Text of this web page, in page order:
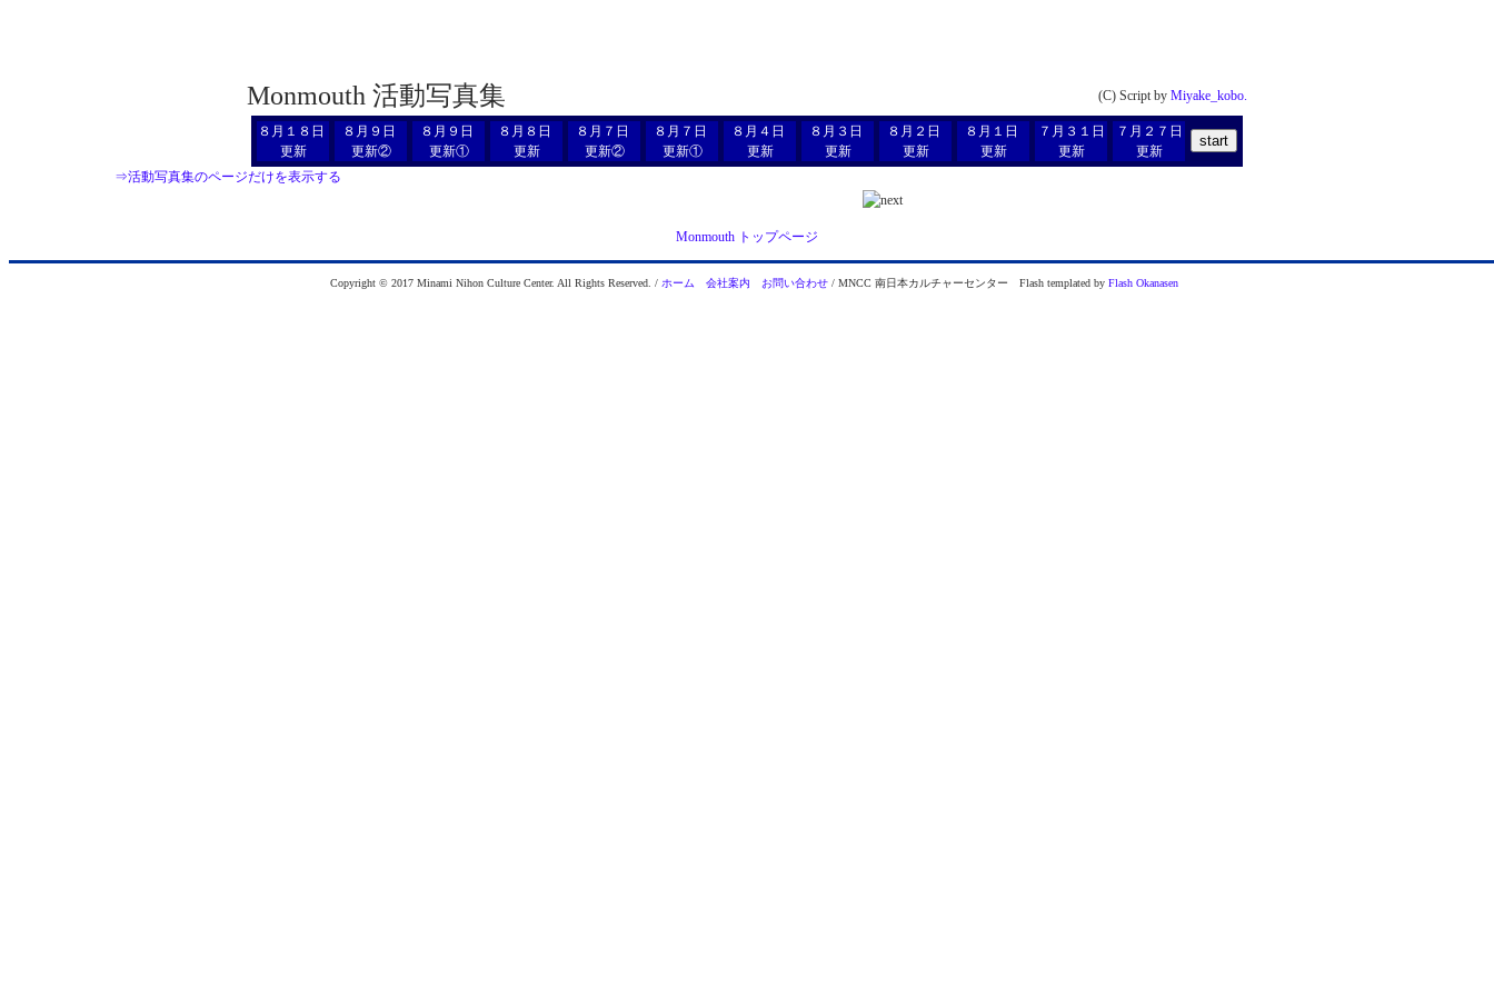
Monmouth 活動写真集 (C) Script by Miyake_kobo.
８月１８日
更新
８月９日
更新②
８月９日
更新①
８月８日
更新
８月７日
更新②
８月７日
更新①
８月４日
更新
８月３日
更新
８月２日
更新
８月１日
更新
７月３１日
更新
７月２７日
更新
start
⇒活動写真集のページだけを表示する
Monmouth トップページ
Copyright © 2017 Minami Nihon Culture Center. All Rights Reserved. / ホーム 会社案内 お問い合わせ / MNCC 南日本カルチャーセンター Flash templated by Flash Okanasen